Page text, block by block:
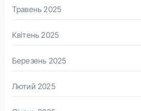
Травень 2025
Квітень 2025
Березень 2025
Лютий 2025